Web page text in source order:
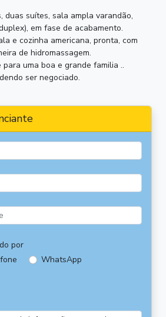
duas suítes, sala ampla varandão,
em fase de acabamento.
e cozinha americana, pronta, com
de hidromassagem.
uma boa e grande familia ..
ser negociado.
por
WhatsApp